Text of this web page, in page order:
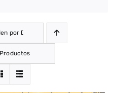
por Defecto